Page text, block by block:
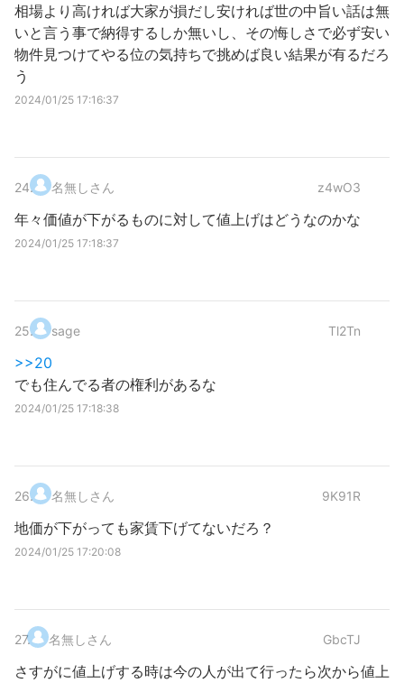
相場より高ければ大家が損だし安ければ世の中旨い話は無
いと言う事で納得するしか無いし、その悔しさで必ず安い
物件見つけてやる位の気持ちで挑めば良い結果が有るだろ
う
2024/01/25 17:16:37
24. 名無しさん z4wO3
年々価値が下がるものに対して値上げはどうなのかな
2024/01/25 17:18:37
25. sage Tl2Tn
>>20
でも住んでる者の権利があるな
2024/01/25 17:18:38
26. 名無しさん 9K91R
地価が下がっても家賃下げてないだろ？
2024/01/25 17:20:08
27. 名無しさん GbcTJ
さすがに値上げする時は今の人が出て行ったら次から値上